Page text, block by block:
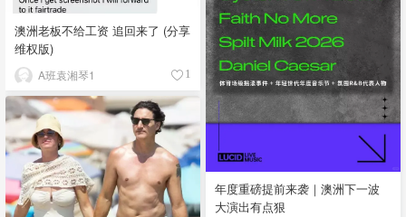
年度重磅提前来袭｜澳洲下一波
大演出有点狠
澳洲老板不给工资 追回来了 (分享
维权版)
A班袁湘琴1 1